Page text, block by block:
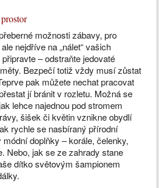
možnosti zábavy, pro
nejdříve na „nálet“ vašich
– odstraňte jedovaté
Bezpečí totiž vždy musí zůstat
pak můžete nechat pracovat
jí bránit v rozletu. Možná se
lehce najednou pod stromem
šišek či květin vznikne obydlí
rychle se nasbíraný přírodní
doplňky – korále, čelenky,
Nebo, jak se ze zahrady stane
dítko světovým šampionem